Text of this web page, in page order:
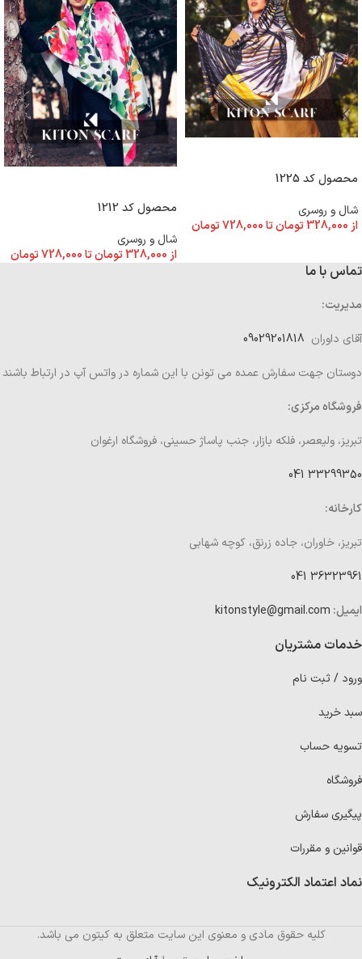
محصول کد 1225
شال و روسری
از328,000تومانتا728,000تومان
محصول کد 1212
شال و روسری
از 328,000تومانتا728,000تومان
تماس با ما
مدیریت:
آقای داوران
دوستان جهت سفارش عمده می تونن با این شماره در واتس آپ در ارتباط باشند
فروشگاه مرکزی:
تبریز، ولیعصر، فلکه بازار، جنب پاساژ حسینی، فروشگاه ارغوان
33299350 041
کارخانه:
تبریز، خاوران، جاده زرنق، کوچه شهابی
36323961 041
ایمیل: kitonstyle@gmail.com
خدمات مشتریان
ورود / ثبت نام
سبد خرید
تسویه حساب
فروشگاه
پیگیری سفارش
قوانین و مقررات
نماد اعتماد الکترونیک
کلیه حقوق مادی و معنوی این سایت متعلق به کیتون می باشد.